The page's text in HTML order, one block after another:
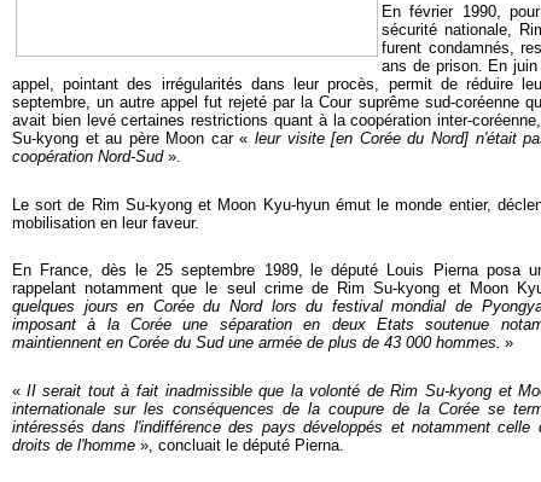
En février 1990,
sécurité nationale,
furent condamnés,
ans de prison. En
appel, pointant des irrégularités dans leur procès, permit de réduire
septembre, un autre appel fut rejeté par la Cour suprême sud-coréenne
avait bien levé certaines restrictions quant à la coopération inter-
Su-kyong et au père Moon car «leur visite [en Corée du Nord] n'était
coopération Nord-Sud ».
Le sort de Rim Su-kyong et Moon Kyu-hyun émut le monde entier,
mobilisation en leur faveur.
En France, dès le 25 septembre 1989,
le député Louis Pierna posa
rappelant notamment que le seul crime de Rim Su-kyong et Moon
quelques jours en Corée du Nord lors du festival mondial de
imposant à la Corée une séparation en deux Etats soutenue
maintiennent en Corée du Sud une armée de plus de 43 000 hommes. »
« II serait tout à fait inadmissible que la volonté de Rim Su-kyong et
internationale sur les conséquences de la coupure de la Corée se
intéressés dans l'indifférence des pays développés et notamment celle
droits de l'homme », concluait le député Pierna.